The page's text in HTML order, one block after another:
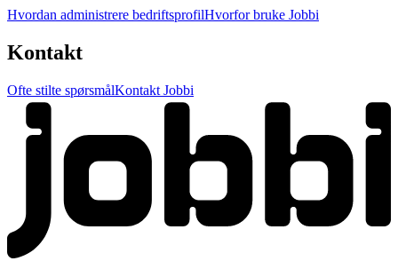
Hvordan administrere bedriftsprofilHvorfor bruke Jobbi
Kontakt
Ofte stilte spørsmålKontakt Jobbi